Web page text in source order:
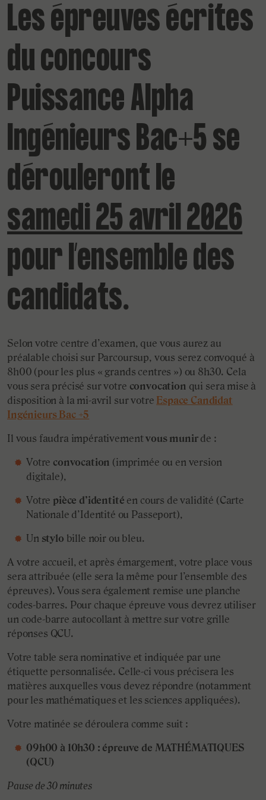
Les épreuves écrites
du concours
Puissance Alpha
Ingénieurs Bac+5 se
dérouleront le
samedi 25 avril 2026
pour l’ensemble des
candidats.
Selon votre centre d’examen, que vous aurez au
préalable choisi sur Parcoursup, vous serez convoqué à
8h00 (pour les plus « grands centres ») ou 8h30. Cela
vous sera précisé sur votre convocation qui sera mise à
disposition à la mi-avril sur votre Espace Candidat
Ingénieurs Bac +5
Il vous faudra impérativementvous munirde :
Votre convocation (imprimée ou en version
digitale),
Votre pièce d’identité en cours de validité (Carte
Nationale d’Identité ou Passeport),
Un stylo bille noir ou bleu.
A votre accueil, et après émargement, votre place vous
sera attribuée (elle sera la même pour l’ensemble des
épreuves). Vous sera également remise une planche
codes-barres. Pour chaque épreuve vous devrez utiliser
un code-barre autocollant à mettre sur votre grille
réponses QCU.
Votre table sera nominative et indiquée par une
étiquette personnalisée. Celle-ci vous précisera les
matières auxquelles vous devez répondre (notamment
pour les mathématiques et les sciences appliquées).
Votre matinée se déroulera comme suit :
09h00 à 10h30 : épreuve de MATHÉMATIQUES
(QCU)
Pause de 30 minutes